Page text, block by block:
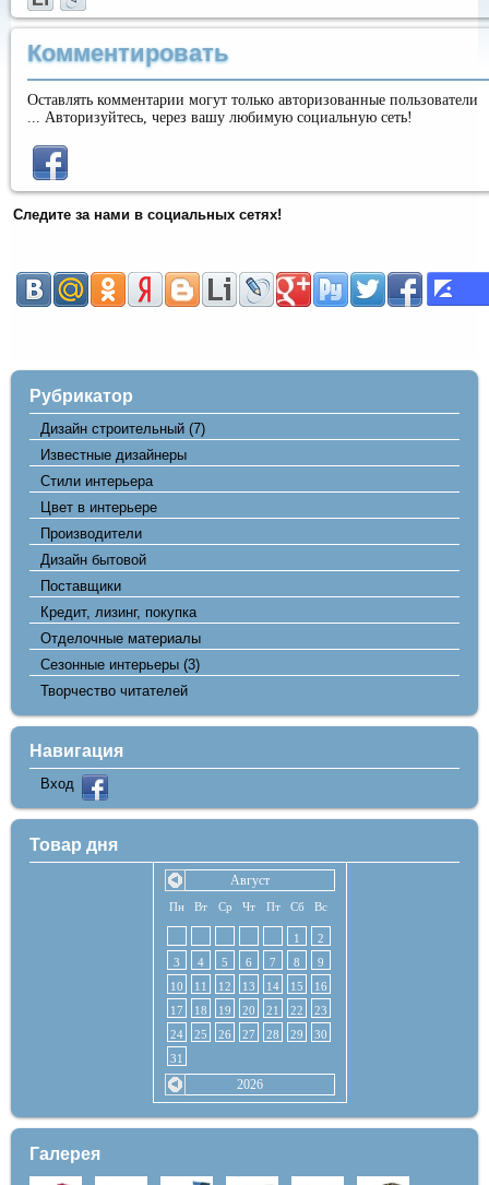
Комментировать
Оставлять комментарии могут только авторизованные пользователи
... Авторизуйтесь, через вашу любимую социальную сеть!
Следите за нами в социальных сетях!
Рубрикатор
Дизайн строительный (7)
Известные дизайнеры
Стили интерьера
Цвет в интерьере
Производители
Дизайн бытовой
Поставщики
Кредит, лизинг, покупка
Отделочные материалы
Сезонные интерьеры (3)
Творчество читателей
Навигация
Вход
Товар дня
Август
Пн Вт Ср Чт Пт Сб Вс
1
2
3
4 5 6 7 8
9
10
11 12 13 14 15
16
17
18 19 20 21 22
23
24
25 26 27 28 29
30
31
2026
Галерея